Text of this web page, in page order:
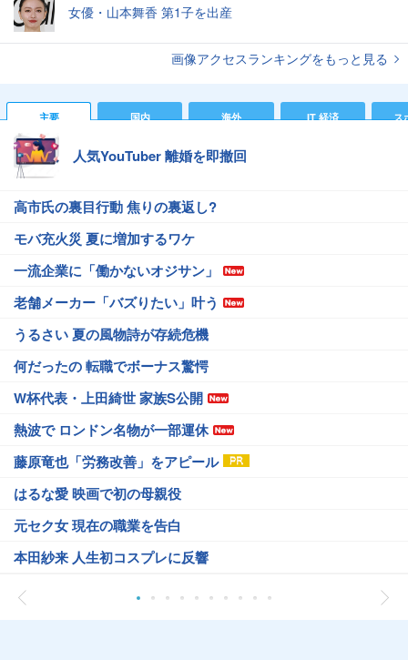
女優・山本舞香 第1子を出産
画像アクセスランキングをもっと見る
主要 国内 海外 IT 経済 ス
人気YouTuber 離婚を即撤回
高市氏の裏目行動 焦りの裏返し?
モバ充火災 夏に増加するワケ
一流企業に「働かないオジサン」
老舗メーカー「バズりたい」叶う
うるさい 夏の風物詩が存続危機
何だったの 転職でボーナス驚愕
W杯代表・上田綺世 家族S公開
熱波で ロンドン名物が一部運休
藤原竜也「労務改善」をアピール
はるな愛 映画で初の母親役
元セク女 現在の職業を告白
本田紗来 人生初コスプレに反響